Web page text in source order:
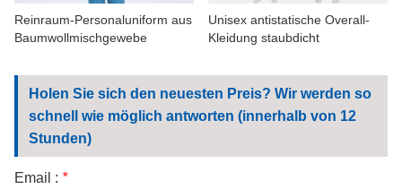
Reinraum-Personaluniform aus
Baumwollmischgewebe
Unisex antistatische Overall-
Kleidung staubdicht
Holen Sie sich den neuesten Preis? Wir werden so
schnell wie möglich antworten (innerhalb von 12
Stunden)
Email : *